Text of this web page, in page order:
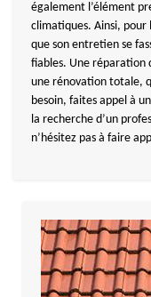
également l’élément
climatiques. Ainsi, pour
que son entretien se
fiables. Une réparation
une rénovation totale,
besoin, faites appel à
la recherche d’un
n’hésitez pas à faire